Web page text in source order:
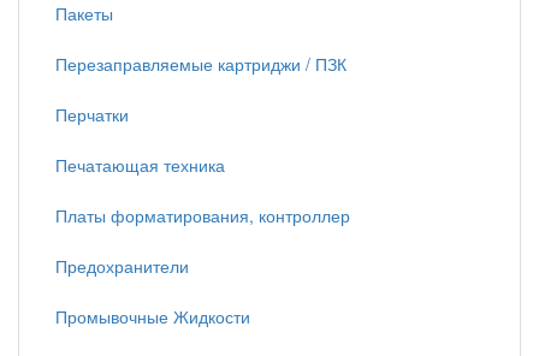
Пакеты
Перезаправляемые картриджи / ПЗК
Перчатки
Печатающая техника
Платы форматирования, контроллер
Предохранители
Промывочные Жидкости